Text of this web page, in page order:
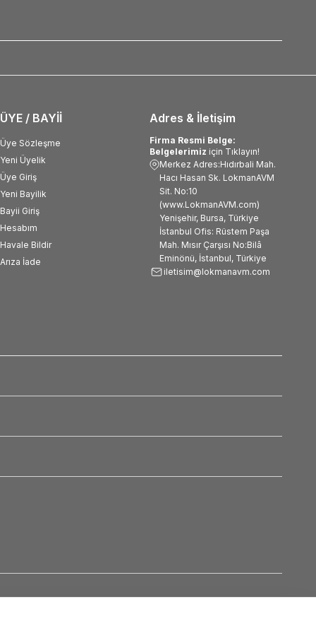
Adres & İletişim
Firma Resmi Belge:
Belgelerimiz için Tıklayın!
Merkez Adres:Hıdırbali Mah.
Hacı Hasan Sk. LokmanAVM
Sit. No:10
(www.LokmanAVM.com)
Yenişehir, Bursa, Türkiye
İstanbul Ofis: Rüstem Paşa
Mah. Mısır Çarşısı No:Bilâ
Eminönü, İstanbul, Türkiye
iletisim@lokmanavm.com
ÜYE / BAYİİ
Üye Sözleşme
Yeni Üyelik
Üye Giriş
Yeni Bayilik
Bayii Giriş
Hesabım
Havale Bildir
Arıza İade